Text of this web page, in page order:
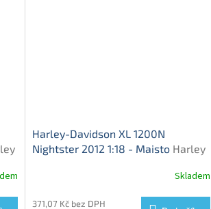
Harley-Davidson XL 1200N
Nightster 2012 1:18 - Maisto Harley
Skladem
371,07 Kč bez DPH